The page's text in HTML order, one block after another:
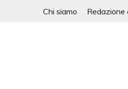
Chi siamo Redazione